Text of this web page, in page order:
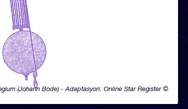
(Johann Bode) - Adaptasyon: Online Star Register ©